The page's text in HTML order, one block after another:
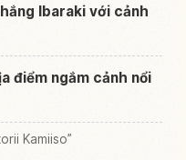
Ooarai Kaigan ↗
Ibaraki với cảnh
điểm ngắm cảnh nổi
Kamiiso”